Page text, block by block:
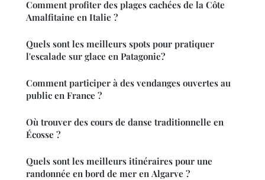
Comment profiter des plages cachées de la Côte
Amalfitaine en Italie ?
Quels sont les meilleurs spots pour pratiquer
l'escalade sur glace en Patagonie?
Comment participer à des vendanges ouvertes au
public en France ?
Où trouver des cours de danse traditionnelle en
Écosse ?
Quels sont les meilleurs itinéraires pour une
randonnée en bord de mer en Algarve ?